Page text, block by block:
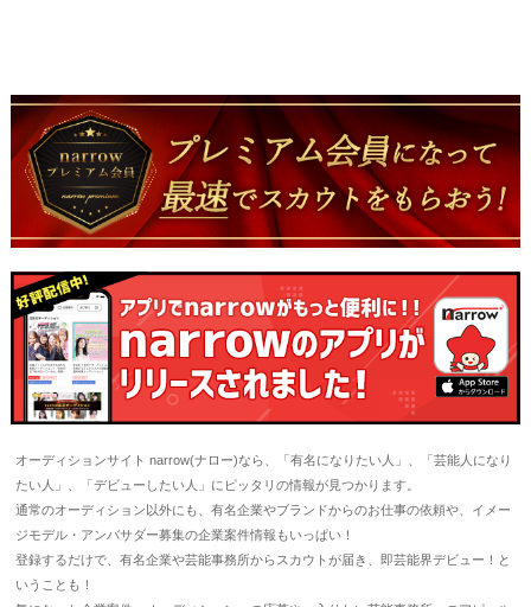
オーディションサイト narrow(ナロー)なら、「有名になりたい人」、「芸能人になり
たい人」、「デビューしたい人」にピッタリの情報が見つかります。
通常のオーディション以外にも、有名企業やブランドからのお仕事の依頼や、イメー
ジモデル・アンバサダー募集の企業案件情報もいっぱい！
登録するだけで、有名企業や芸能事務所からスカウトが届き、即芸能界デビュー！と
いうことも！